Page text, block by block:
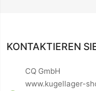
KONTAKTIEREN
CQ GmbH
www.kugellager-